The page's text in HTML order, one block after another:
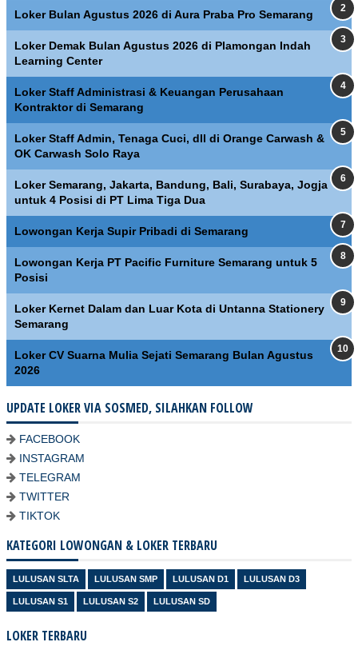
Loker Bulan Agustus 2026 di Aura Praba Pro Semarang
Loker Demak Bulan Agustus 2026 di Plamongan Indah
Learning Center
Loker Staff Administrasi & Keuangan Perusahaan
Kontraktor di Semarang
Loker Staff Admin, Tenaga Cuci, dll di Orange Carwash &
OK Carwash Solo Raya
Loker Semarang, Jakarta, Bandung, Bali, Surabaya, Jogja
untuk 4 Posisi di PT Lima Tiga Dua
Lowongan Kerja Supir Pribadi di Semarang
Lowongan Kerja PT Pacific Furniture Semarang untuk 5
Posisi
Loker Kernet Dalam dan Luar Kota di Untanna Stationery
Semarang
Loker CV Suarna Mulia Sejati Semarang Bulan Agustus
2026
UPDATE LOKER VIA SOSMED, SILAHKAN FOLLOW
FACEBOOK
INSTAGRAM
TELEGRAM
TWITTER
TIKTOK
KATEGORI LOWONGAN & LOKER TERBARU
LULUSAN SLTA LULUSAN SMP LULUSAN D1 LULUSAN D3
LULUSAN S1 LULUSAN S2 LULUSAN SD
LOKER TERBARU